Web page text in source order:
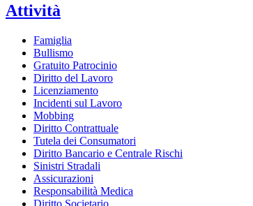
Attività
Famiglia
Bullismo
Gratuito Patrocinio
Diritto del Lavoro
Licenziamento
Incidenti sul Lavoro
Mobbing
Diritto Contrattuale
Tutela dei Consumatori
Diritto Bancario e Centrale Rischi
Sinistri Stradali
Assicurazioni
Responsabilità Medica
Diritto Societario